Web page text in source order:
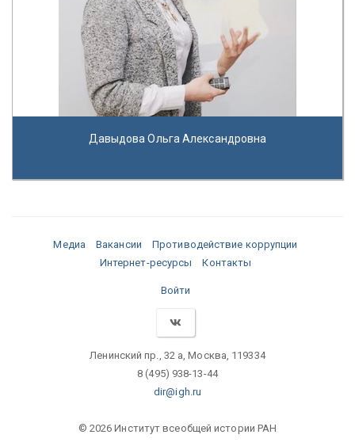
Давыдова Ольга Александровна
Медиа Вакансии
Противодействие коррупции
Интернет-ресурсы
Контакты
Войти
Ленинский пр., 32 а, Москва, 119334
8 (495) 938-13-44
dir@igh.ru
© 2026 Институт всеобщей истории РАН